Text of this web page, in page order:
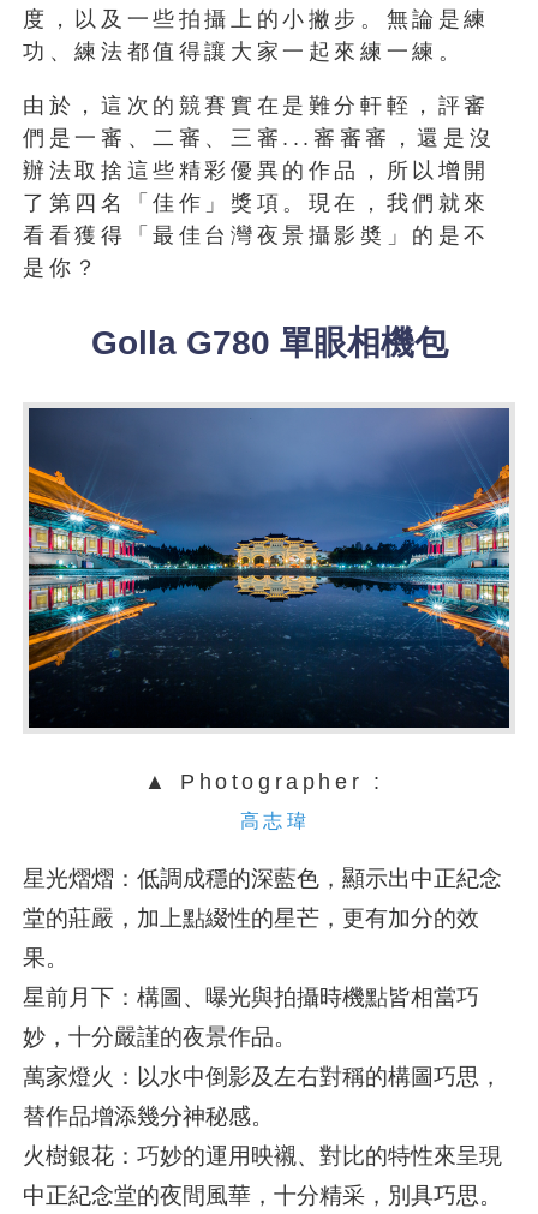
度，以及一些拍攝上的小撇步。無論是練
功、練法都值得讓大家一起來練一練。
由於，這次的競賽實在是難分軒輊，評審
們是一審、二審、三審...審審審，還是沒
辦法取捨這些精彩優異的作品，所以增開
了第四名「佳作」獎項。現在，我們就來
看看獲得「最佳台灣夜景攝影奬」的是不
是你？
Golla G780 單眼相機包
▲ Photographer :
高志瑋
星光熠熠：低調成穩的深藍色，顯示出中正紀念
堂的莊嚴，加上點綴性的星芒，更有加分的效
果。
星前月下：構圖、曝光與拍攝時機點皆相當巧
妙，十分嚴謹的夜景作品。
萬家燈火：以水中倒影及左右對稱的構圖巧思，
替作品增添幾分神秘感。
火樹銀花：巧妙的運用映襯、對比的特性來呈現
中正紀念堂的夜間風華，十分精采，別具巧思。